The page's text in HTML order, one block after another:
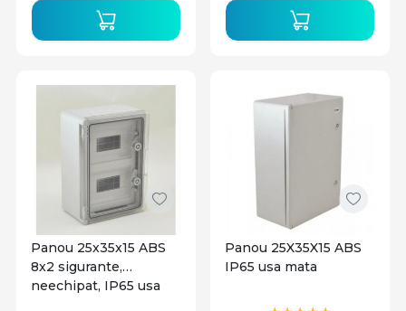
Panou 25x35x15 ABS
8x2 sigurante,
neechipat, IP65 usa
Panou 25X35X15 ABS
IP65 usa mata